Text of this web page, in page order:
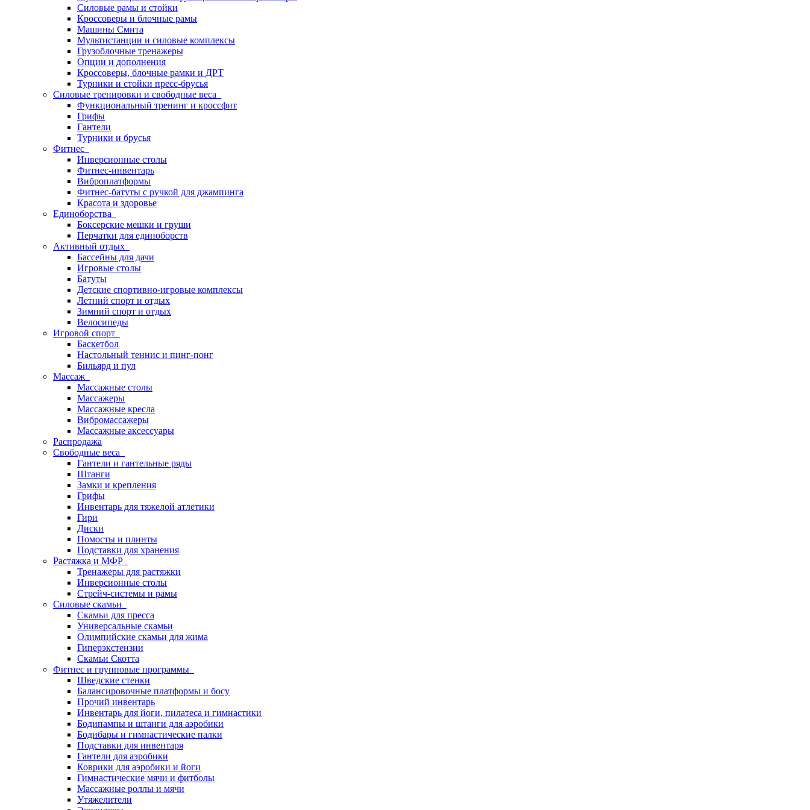
Силовые рамы и стойки
Кроссоверы и блочные рамы
Машины Смита
Мультистанции и силовые комплексы
Грузоблочные тренажеры
Опции и дополнения
Кроссоверы, блочные рамки и ДРТ
Турники и стойки пресс-брусья
Силовые тренировки и свободные веса
Функциональный тренинг и кроссфит
Грифы
Гантели
Турники и брусья
Фитнес
Инверсионные столы
Фитнес-инвентарь
Виброплатформы
Фитнес-батуты с ручкой для джампинга
Красота и здоровье
Единоборства
Боксерские мешки и груши
Перчатки для единоборств
Активный отдых
Бассейны для дачи
Игровые столы
Батуты
Детские спортивно-игровые комплексы
Летний спорт и отдых
Зимний спорт и отдых
Велосипеды
Игровой спорт
Баскетбол
Настольный теннис и пинг-понг
Бильярд и пул
Массаж
Массажные столы
Массажеры
Массажные кресла
Вибромассажеры
Массажные аксессуары
Распродажа
Свободные веса
Гантели и гантельные ряды
Штанги
Замки и крепления
Грифы
Инвентарь для тяжелой атлетики
Гири
Диски
Помосты и плинты
Подставки для хранения
Растяжка и МФР
Тренажеры для растяжки
Инверсионные столы
Стрейч-системы и рамы
Силовые скамьи
Скамьи для пресса
Универсальные скамьи
Олимпийские скамьи для жима
Гиперэкстензии
Скамьи Скотта
Фитнес и групповые программы
Шведские стенки
Балансировочные платформы и босу
Прочий инвентарь
Инвентарь для йоги, пилатеса и гимнастики
Бодипампы и штанги для аэробики
Бодибары и гимнастические палки
Подставки для инвентаря
Гантели для аэробики
Коврики для аэробики и йоги
Гимнастические мячи и фитболы
Массажные роллы и мячи
Утяжелители